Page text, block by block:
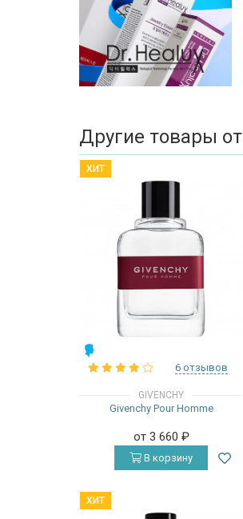
Другие товары от
ХИТ
6 отзывов
GIVENCHY
Givenchy Pour Homme
от 3 660 ₽
В корзину
ХИТ